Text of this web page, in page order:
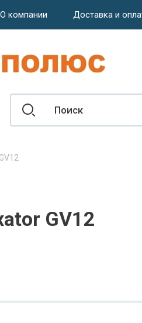
О компании Доставка и
GV12